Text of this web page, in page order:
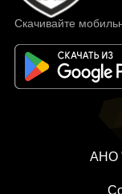
Скачивайте
АНО